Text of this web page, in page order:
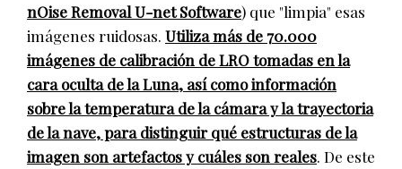
nOise Removal U-net Software) que "limpia" esas
imágenes ruidosas. Utiliza más de 70.000
imágenes de calibración de LRO tomadas en la
cara oculta de la Luna, así como información
sobre la temperatura de la cámara y la trayectoria
de la nave, para distinguir qué estructuras de la
imagen son artefactos y cuáles son reales. De este